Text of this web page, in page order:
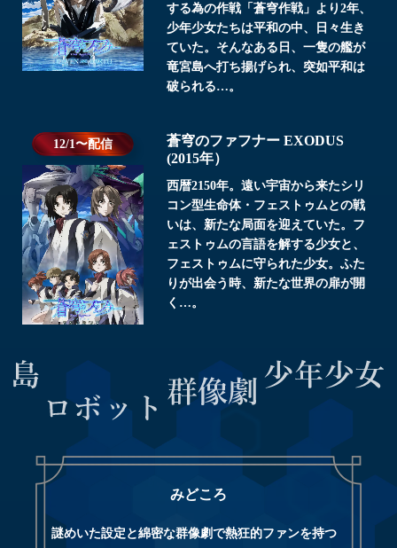
する為の作戦「蒼穹作戦」より2年、
少年少女たちは平和の中、日々生き
ていた。そんなある日、一隻の艦が
竜宮島へ打ち揚げられ、突如平和は
破られる…。
12/1〜配信
蒼穹のファフナー EXODUS
(2015年）
西暦2150年。遠い宇宙から来たシリ
コン型生命体・フェストゥムとの戦
いは、新たな局面を迎えていた。フ
ェストゥムの言語を解する少女と、
フェストゥムに守られた少女。ふた
りが出会う時、新たな世界の扉が開
く…。
みどころ
謎めいた設定と綿密な群像劇で熱狂的ファンを持つ